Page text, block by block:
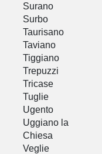
Surano
Surbo
Taurisano
Taviano
Tiggiano
Trepuzzi
Tricase
Tuglie
Ugento
Uggiano la
Chiesa
Veglie